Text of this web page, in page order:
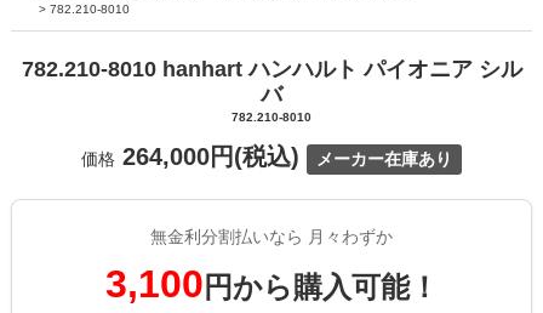
> 782.210-8010
782.210-8010 hanhart ハンハルト パイオニア シル
バ
782.210-8010
価格 264,000円(税込) メーカー在庫あり
無金利分割払いなら 月々わずか
3,100 円から購入可能！